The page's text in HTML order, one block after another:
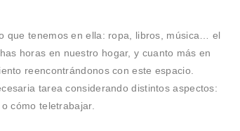
que tenemos en ella: ropa, libros, música… el
horas en nuestro hogar, y cuanto más en
reencontrándonos con este espacio.
tarea considerando distintos aspectos:
cómo teletrabajar.